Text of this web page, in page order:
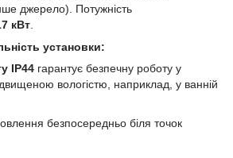
джерело). Потужність
кВт
установки:
IP44 гарантує безпечну роботу у
вологістю, наприклад, у ванній
безпосередньо біля точок